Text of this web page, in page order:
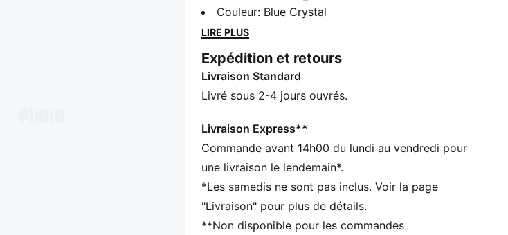
brodé et de poignets côtelés, il est parfait pour créer
des tenues décontractées au quotidien. Enfile-le, et
CARACTÉRISTIQUES + AVANTAGES
Confectionné avec un minimum de 20 % de matériaux
recyclés
Coupe décontractée
Tissu éponge
Longueur standard
Manches longues
Manches longues
Détails brandés PUMA
Couleur: Blue Crystal
LIRE PLUS
Expédition et retours
Livraison Standard
Livré sous 2-4 jours ouvrés.
Livraison Express**
Commande avant 14h00 du lundi au vendredi pour
une livraison le lendemain*.
*Les samedis ne sont pas inclus. Voir la page
"Livraison" pour plus de détails.
**Non disponible pour les commandes